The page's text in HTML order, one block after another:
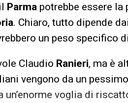
Parma potrebbe essere
. Chiaro, tutto dipende
un peso specifico
Claudio Ranieri, ma è
vengono da un
un’enorme voglia di